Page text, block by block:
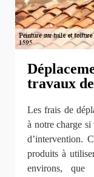
travaux
Les frais de
à notre charge
d’intervention.
produits à
environs,